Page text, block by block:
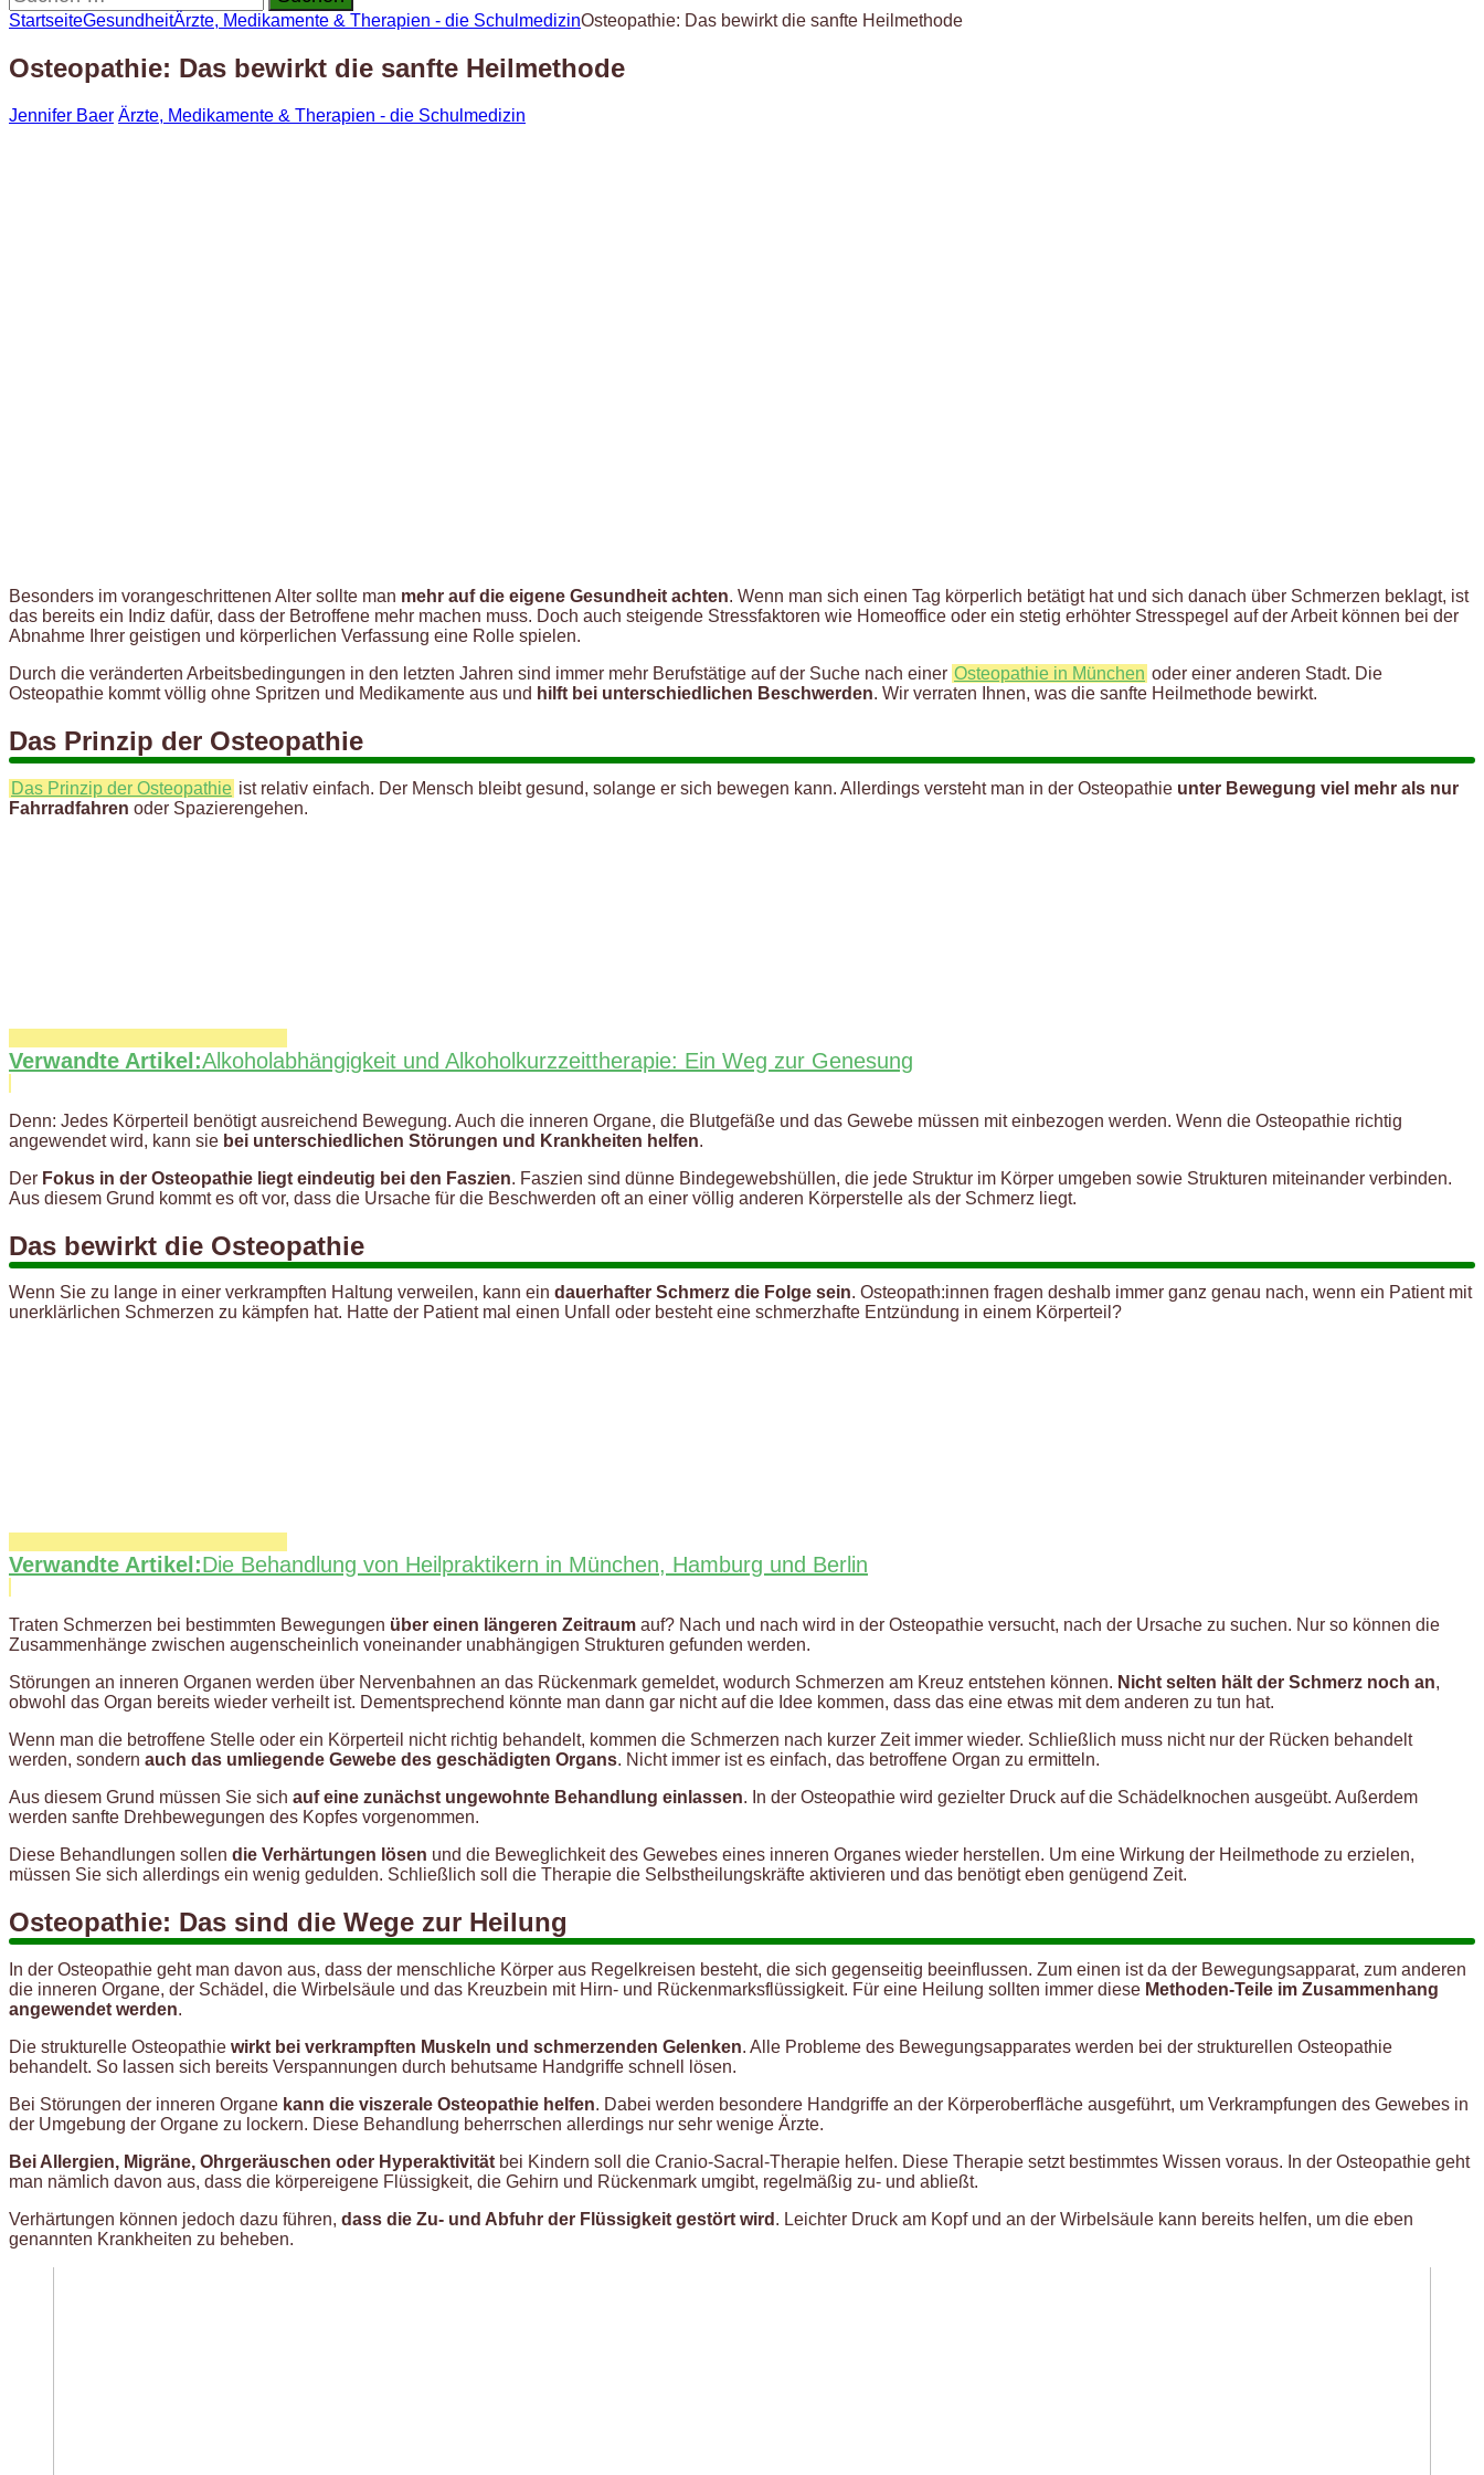
nach:
StartseiteGesundheitÄrzte, Medikamente & Therapien - die SchulmedizinOsteopathie: Das bewirkt die sanfte Heilmethode
Osteopathie: Das bewirkt die sanfte Heilmethode
Jennifer Baer Ärzte, Medikamente & Therapien - die Schulmedizin
Besonders im vorangeschrittenen Alter sollte man mehr auf die eigene Gesundheit achten. Wenn man sich einen Tag körperlich betätigt hat und sich danach über Schmerzen beklagt, ist
das bereits ein Indiz dafür, dass der Betroffene mehr machen muss. Doch auch steigende Stressfaktoren wie Homeoffice oder ein stetig erhöhter Stresspegel auf der Arbeit können bei der
Abnahme Ihrer geistigen und körperlichen Verfassung eine Rolle spielen.
Durch die veränderten Arbeitsbedingungen in den letzten Jahren sind immer mehr Berufstätige auf der Suche nach einer Osteopathie in München oder einer anderen Stadt. Die
Osteopathie kommt völlig ohne Spritzen und Medikamente aus und hilft bei unterschiedlichen Beschwerden. Wir verraten Ihnen, was die sanfte Heilmethode bewirkt.
Das Prinzip der Osteopathie
Das Prinzip der Osteopathie ist relativ einfach. Der Mensch bleibt gesund, solange er sich bewegen kann. Allerdings versteht man in der Osteopathie unter Bewegung viel mehr als nur
Fahrradfahren oder Spazierengehen.
Verwandte Artikel:Alkoholabhängigkeit und Alkoholkurzzeittherapie: Ein Weg zur Genesung
Denn: Jedes Körperteil benötigt ausreichend Bewegung. Auch die inneren Organe, die Blutgefäße und das Gewebe müssen mit einbezogen werden. Wenn die Osteopathie richtig
angewendet wird, kann sie bei unterschiedlichen Störungen und Krankheiten helfen.
Der Fokus in der Osteopathie liegt eindeutig bei den Faszien. Faszien sind dünne Bindegewebshüllen, die jede Struktur im Körper umgeben sowie Strukturen miteinander verbinden.
Aus diesem Grund kommt es oft vor, dass die Ursache für die Beschwerden oft an einer völlig anderen Körperstelle als der Schmerz liegt.
Das bewirkt die Osteopathie
Wenn Sie zu lange in einer verkrampften Haltung verweilen, kann ein dauerhafter Schmerz die Folge sein. Osteopath:innen fragen deshalb immer ganz genau nach, wenn ein Patient mit
unerklärlichen Schmerzen zu kämpfen hat. Hatte der Patient mal einen Unfall oder besteht eine schmerzhafte Entzündung in einem Körperteil?
Verwandte Artikel:Die Behandlung von Heilpraktikern in München, Hamburg und Berlin
Traten Schmerzen bei bestimmten Bewegungen über einen längeren Zeitraum auf? Nach und nach wird in der Osteopathie versucht, nach der Ursache zu suchen. Nur so können die
Zusammenhänge zwischen augenscheinlich voneinander unabhängigen Strukturen gefunden werden.
Störungen an inneren Organen werden über Nervenbahnen an das Rückenmark gemeldet, wodurch Schmerzen am Kreuz entstehen können. Nicht selten hält der Schmerz noch an,
obwohl das Organ bereits wieder verheilt ist. Dementsprechend könnte man dann gar nicht auf die Idee kommen, dass das eine etwas mit dem anderen zu tun hat.
Wenn man die betroffene Stelle oder ein Körperteil nicht richtig behandelt, kommen die Schmerzen nach kurzer Zeit immer wieder. Schließlich muss nicht nur der Rücken behandelt
werden, sondern auch das umliegende Gewebe des geschädigten Organs. Nicht immer ist es einfach, das betroffene Organ zu ermitteln.
Aus diesem Grund müssen Sie sich auf eine zunächst ungewohnte Behandlung einlassen. In der Osteopathie wird gezielter Druck auf die Schädelknochen ausgeübt. Außerdem
werden sanfte Drehbewegungen des Kopfes vorgenommen.
Diese Behandlungen sollen die Verhärtungen lösen und die Beweglichkeit des Gewebes eines inneren Organes wieder herstellen. Um eine Wirkung der Heilmethode zu erzielen,
müssen Sie sich allerdings ein wenig gedulden. Schließlich soll die Therapie die Selbstheilungskräfte aktivieren und das benötigt eben genügend Zeit.
Osteopathie: Das sind die Wege zur Heilung
In der Osteopathie geht man davon aus, dass der menschliche Körper aus Regelkreisen besteht, die sich gegenseitig beeinflussen. Zum einen ist da der Bewegungsapparat, zum anderen
die inneren Organe, der Schädel, die Wirbelsäule und das Kreuzbein mit Hirn- und Rückenmarksflüssigkeit. Für eine Heilung sollten immer diese Methoden-Teile im Zusammenhang
angewendet werden.
Die strukturelle Osteopathie wirkt bei verkrampften Muskeln und schmerzenden Gelenken. Alle Probleme des Bewegungsapparates werden bei der strukturellen Osteopathie
behandelt. So lassen sich bereits Verspannungen durch behutsame Handgriffe schnell lösen.
Bei Störungen der inneren Organe kann die viszerale Osteopathie helfen. Dabei werden besondere Handgriffe an der Körperoberfläche ausgeführt, um Verkrampfungen des Gewebes in
der Umgebung der Organe zu lockern. Diese Behandlung beherrschen allerdings nur sehr wenige Ärzte.
Bei Allergien, Migräne, Ohrgeräuschen oder Hyperaktivität bei Kindern soll die Cranio-Sacral-Therapie helfen. Diese Therapie setzt bestimmtes Wissen voraus. In der Osteopathie geht
man nämlich davon aus, dass die körpereigene Flüssigkeit, die Gehirn und Rückenmark umgibt, regelmäßig zu- und abließt.
Verhärtungen können jedoch dazu führen, dass die Zu- und Abfuhr der Flüssigkeit gestört wird . Leichter Druck am Kopf und an der Wirbelsäule kann bereits helfen, um die eben
genannten Krankheiten zu beheben.